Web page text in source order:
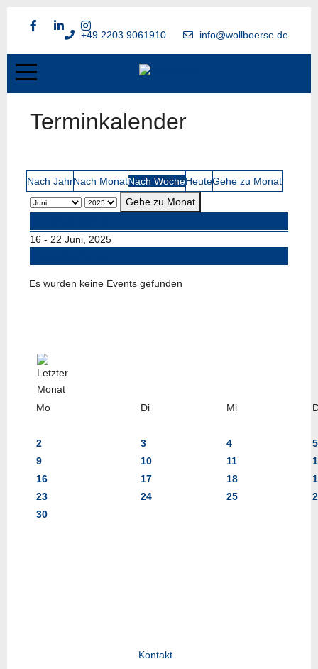
+49 2203 9061910 info@wollboerse.de
Terminkalender
Nach JahrNach MonatNach WocheHeuteGehe zu Monat
Gehe zu Monat
16 - 22 Juni, 2025
Es wurden keine Events gefunden
Mo Di Mi
2 3 4
5
9
10 11
16
17 18
23
24 25
30
Kontakt